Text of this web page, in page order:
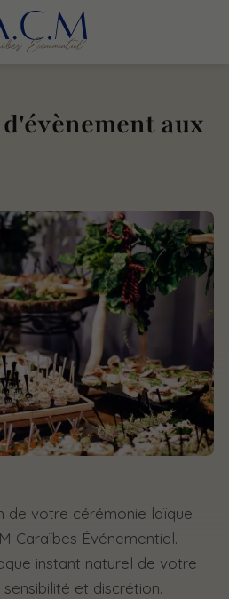
aux
de votre cérémonie laïque
Caraïbes Événementiel.
instant naturel de votre
et discrétion.